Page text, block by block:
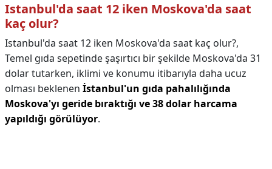
Istanbul'da saat 12 iken Moskova'da saat
kaç olur?
Istanbul'da saat 12 iken Moskova'da saat kaç olur?,
Temel gıda sepetinde şaşırtıcı bir şekilde Moskova'da 31
dolar tutarken, iklimi ve konumu itibarıyla daha ucuz
olması beklenen İstanbul'un gıda pahalılığında
Moskova'yı geride bıraktığı ve 38 dolar harcama
yapıldığı görülüyor.